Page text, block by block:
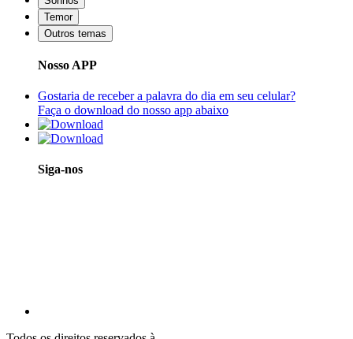
Temor
Outros temas
Nosso APP
Gostaria de receber a palavra do dia em seu celular?
Faça o download do nosso app abaixo
Siga-nos